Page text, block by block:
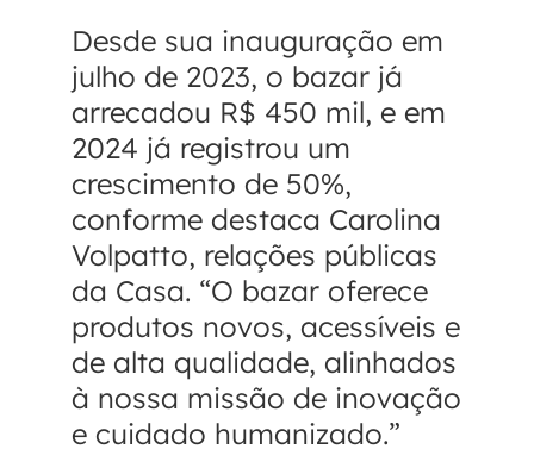
Desde sua inauguração em
julho de 2023, o bazar já
arrecadou R$ 450 mil, e em
2024 já registrou um
crescimento de 50%,
conforme destaca Carolina
Volpatto, relações públicas
da Casa. “O bazar oferece
produtos novos, acessíveis e
de alta qualidade, alinhados
à nossa missão de inovação
e cuidado humanizado.”